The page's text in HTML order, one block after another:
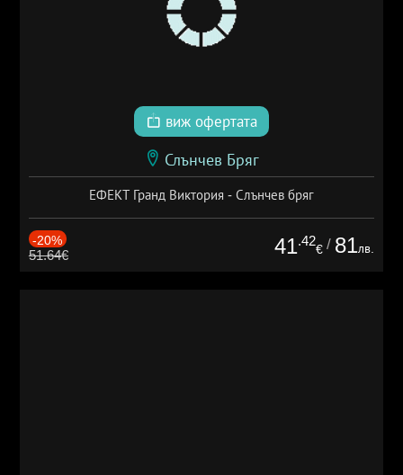
виж офертата
Слънчев Бряг
ЕФЕКТ Гранд Виктория - Слънчев бряг
-20%
51.64€ 41.42
€ / 81лв.